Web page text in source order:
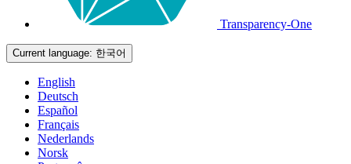
Transparency-One
Current language: 한국어
English
Deutsch
Español
Français
Nederlands
Norsk